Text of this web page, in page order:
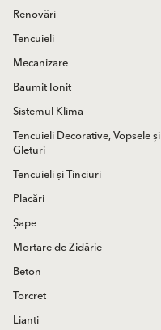
Renovări
Tencuieli
Mecanizare
Baumit Ionit
Sistemul Klima
Tencuieli Decorative, Vopsele și
Gleturi
Tencuieli și Tinciuri
Placări
Șape
Mortare de Zidărie
Beton
Torcret
Lianti